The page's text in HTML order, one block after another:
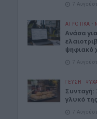
7
ΑΓΡΟΤΙΚΑ •
Ανάσα
ψηφιακό
7
ΓΕΎΣΗ -
Συνταγή:
γλυκό
7